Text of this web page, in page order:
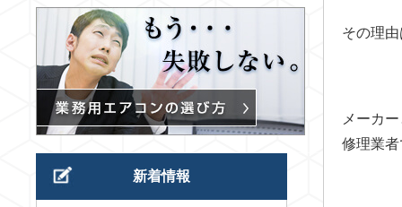
その理
メーカ
修理業
新着情報